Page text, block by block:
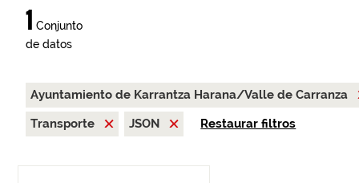
1 Conjunto
de datos
Ayuntamiento de Karrantza Harana/Valle de Carranza
Transporte
JSON Restaurar filtros